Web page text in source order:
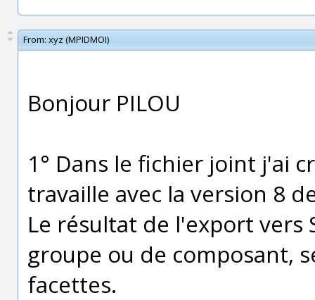
From: xyz (MPIDMOI)
Bonjour PILOU
1° Dans le fichier joint j'ai
travaille avec la version 8
Le résultat de l'export vers
groupe ou de composant,
facettes.